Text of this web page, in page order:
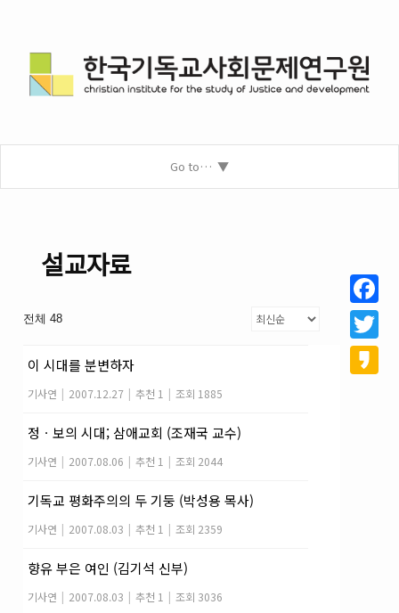
Go to…
설교자료
전체 48
이 시대를 분변하자
기사연 | 2007.12.27 | 추천 1 | 조회 1885
정ㆍ보의 시대; 삼애교회 (조재국 교수)
기사연 | 2007.08.06 | 추천 1 | 조회 2044
기독교 평화주의의 두 기둥 (박성용 목사)
기사연 | 2007.08.03 | 추천 1 | 조회 2359
향유 부은 여인 (김기석 신부)
기사연 | 2007.08.03 | 추천 1 | 조회 3036
Twitter